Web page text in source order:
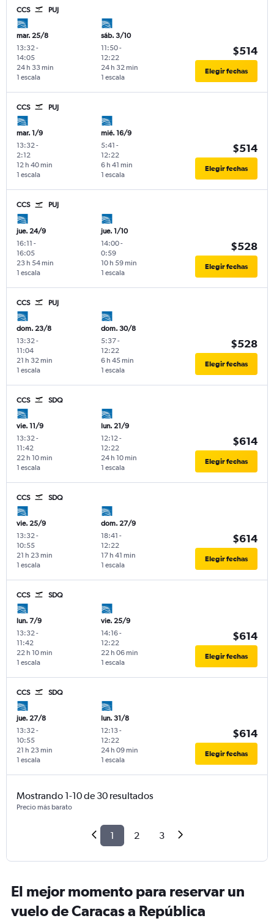
CCS PUJ
mar. 25/8
13:32-
14:05
1 escala
24 h 33 min
sáb. 3/10
11:50-
12:22
1 escala
24 h 32 min
$514
Elegir fechas
CCS PUJ
mar. 1/9
13:32-
2:12
1 escala
12 h 40 min
mié. 16/9
5:41 -
12:22
1 escala
6 h 41 min
$514
Elegir fechas
CCS PUJ
jue. 24/9
16:11 -
16:05
1 escala
23 h 54 min
jue. 1/10
14:00-
0:59
1 escala
10 h 59 min
$528
Elegir fechas
CCS PUJ
dom. 23/8
13:32 -
11:04
1 escala
21 h 32 min
dom. 30/8
5:37-
12:22
1 escala
6 h 45 min
$528
Elegir fechas
CCS SDQ
vie. 11/9
13:32 -
11:42
1 escala
22 h 10 min
lun. 21/9
12:12 -
12:22
1 escala
24 h 10 min
$614
Elegir fechas
CCS SDQ
vie. 25/9
13:32-
10:55
1 escala
21 h 23 min
dom. 27/9
18:41 -
12:22
1 escala
17 h 41 min
$614
Elegir fechas
CCS SDQ
lun. 7/9
13:32-
11:42
1 escala
22 h 10 min
vie. 25/9
14:16-
12:22
1 escala
22 h 06 min
$614
Elegir fechas
CCS SDQ
jue. 27/8
13:32-
10:55
1 escala
21 h 23 min
lun. 31/8
12:13-
12:22
1 escala
24 h 09 min
$614
Elegir fechas
Mostrando 1-10 de 30 resultados
Precio más barato
1 2 3
El mejor momento para reservar un
vuelo de Caracas a República